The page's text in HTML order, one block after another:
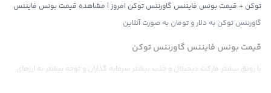
توکن + قیمت بونس فایننس گاورننس توکن امروز | مشاهده قیمت بونس فایننس
گاورننس توکن به دلار و تومان به صورت آنلاین
قیمت بونس فایننس گاورننس توکن
با رونق بیشتر مارکت دیجیتال و جذب بیشتر سرمایه گذاران و توجه بیشتر به ارزهای